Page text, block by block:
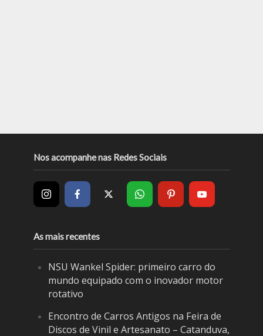
Nos acompanhe nas Redes Sociais
As mais recentes
NSU Wankel Spider: primeiro carro do
mundo equipado com o inovador motor
rotativo
Encontro de Carros Antigos na Feira de
Discos de Vinil e Artesanato – Catanduva,